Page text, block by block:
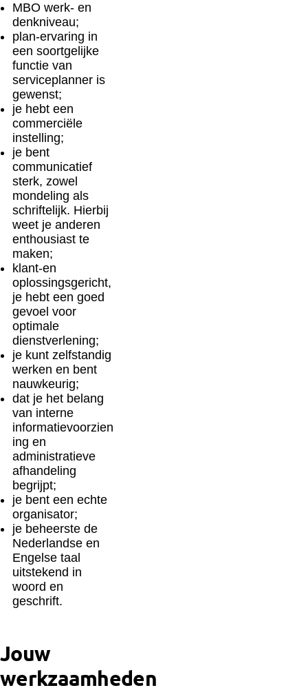
MBO werk- en
denkniveau;
plan-ervaring in
een soortgelijke
functie van
serviceplanner is
gewenst;
je hebt een
commerciële
instelling;
je bent
communicatief
sterk, zowel
mondeling als
schriftelijk. Hierbij
weet je anderen
enthousiast te
maken;
klant-en
oplossingsgericht,
je hebt een goed
gevoel voor
optimale
dienstverlening;
je kunt zelfstandig
werken en bent
nauwkeurig;
dat je het belang
van interne
informatievoorzien
ing en
administratieve
afhandeling
begrijpt;
je bent een echte
organisator;
je beheerste de
Nederlandse en
Engelse taal
uitstekend in
woord en
geschrift.
Jouw
werkzaamheden